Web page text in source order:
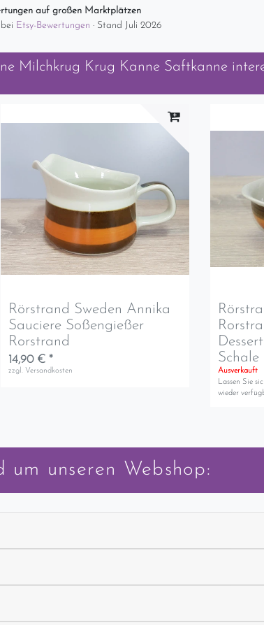
auf großen Marktplätzen
Etsy-Bewertungen · Stand Juli 2026
Milchkrug Krug Kanne Saftkanne
Rörstrand Sweden Annika
Sauciere Soßengießer
Rorstrand
14,90 € *
zzgl. Versandkosten
Schale
Ausverkauft
Lassen Sie
wieder
unseren Webshop: